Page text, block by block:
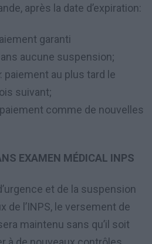
après la date d’expiration:
garanti
aucune suspension;
: paiement au plus tard le
suivant;
comme de nouvelles
EXAMEN MÉDICAL INPS
et de la suspension
de l’INPS, le versement de
maintenu sans qu’il soit